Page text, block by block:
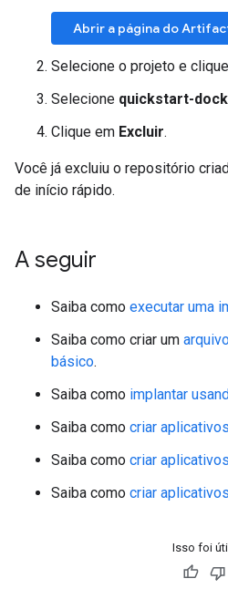
Abrir a página do
Selecione o projeto e
Selecione quickstart-
Clique em Excluir.
Você já excluiu o repositório
de início rápido.
A seguir
Saiba como executar uma
Saiba como criar um
básico.
Saiba como implantar
Saiba como criar
Saiba como criar
Saiba como criar
Isso foi